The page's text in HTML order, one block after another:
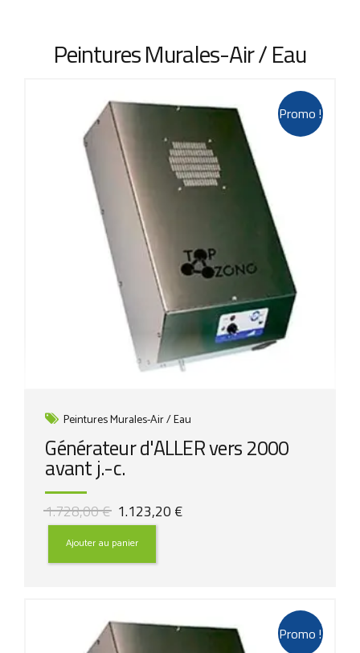
Peintures Murales-Air / Eau
Promo !
Peintures Murales-Air / Eau
Générateur d'ALLER vers 2000
avant j.-c.
1.728,00€ Le
prix
initial
était :
1.123,20 €Le
Ajouter au panier
Promo !